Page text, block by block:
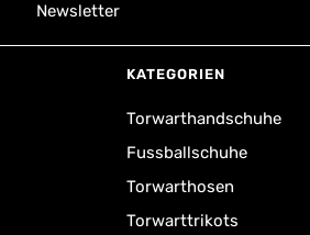
Newsletter
KATEGORIEN
Torwarthandschuhe
Fussballschuhe
Torwarthosen
Torwarttrikots